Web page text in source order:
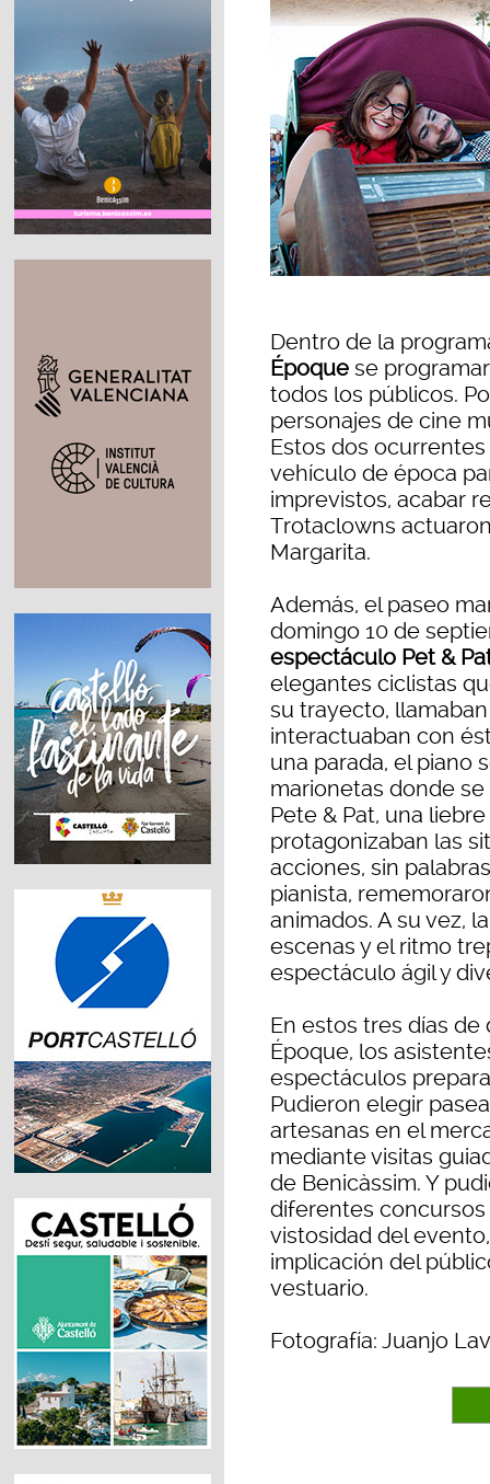
Dentro de la
Époque se
todos los públicos.
personajes de cine
Estos dos
vehículo de época
imprevistos, acabar
Trotaclowns
Margarita.
Además, el paseo
domingo 10 de
espectáculo Pet &
elegantes ciclistas
su trayecto,
interactuaban con
una parada, el piano
marionetas donde
Pete & Pat, una
protagonizaban las
acciones, sin
pianista,
animados. A su vez,
escenas y el ritmo
espectáculo ágil y
En estos tres días
Époque, los
espectáculos
Pudieron elegir
artesanas en el
mediante visitas
de Benicàssim. Y
diferentes
vistosidad del
implicación del
vestuario.
Fotografía: Juanjo